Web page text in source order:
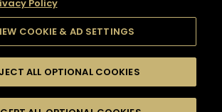
AVEC MODÉRATION.
Policy
COOKIE & AD SETTINGS
ALL OPTIONAL COOKIES